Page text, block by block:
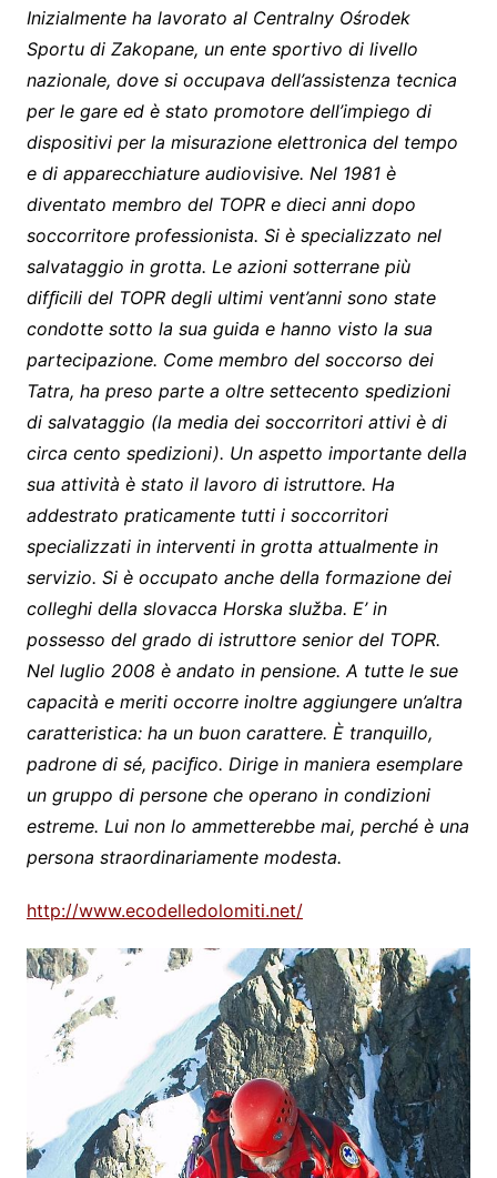
Inizialmente ha lavorato al Centralny Ośrodek
Sportu di Zakopane, un ente sportivo di livello
nazionale, dove si occupava dell’assistenza tecnica
per le gare ed è stato promotore dell’impiego di
dispositivi per la misurazione elettronica del tempo
e di apparecchiature audiovisive. Nel 1981 è
diventato membro del TOPR e dieci anni dopo
soccorritore professionista. Si è specializzato nel
salvataggio in grotta. Le azioni sotterrane più
difﬁcili del TOPR degli ultimi vent’anni sono state
condotte sotto la sua guida e hanno visto la sua
partecipazione. Come membro del soccorso dei
Tatra, ha preso parte a oltre settecento spedizioni
di salvataggio (la media dei soccorritori attivi è di
circa cento spedizioni). Un aspetto importante della
sua attività è stato il lavoro di istruttore. Ha
addestrato praticamente tutti i soccorritori
specializzati in interventi in grotta attualmente in
servizio. Si è occupato anche della formazione dei
colleghi della slovacca Horska služba. E’ in
possesso del grado di istruttore senior del TOPR.
Nel luglio 2008 è andato in pensione. A tutte le sue
capacità e meriti occorre inoltre aggiungere un’altra
caratteristica: ha un buon carattere. È tranquillo,
padrone di sé, paciﬁco. Dirige in maniera esemplare
un gruppo di persone che operano in condizioni
estreme. Lui non lo ammetterebbe mai, perché è una
persona straordinariamente modesta.
http://www.ecodelledolomiti.net/